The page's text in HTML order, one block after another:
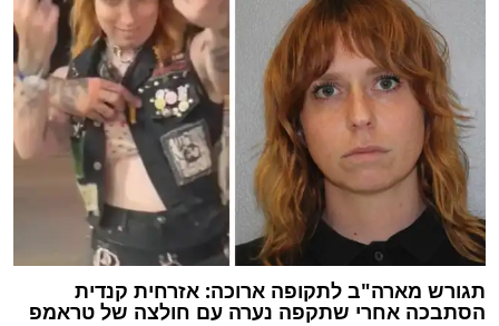
תגורש מארה"ב לתקופה ארוכה: אזרחית קנדית
הסתבכה אחרי שתקפה נערה עם חולצה של טראמפ